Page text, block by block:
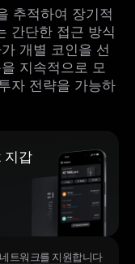
추적하여 장기적
간단한 접근 방식
개별 코인을 선
지속적으로 모
자 전략을 가능하
지갑
트워크를 지원합니다